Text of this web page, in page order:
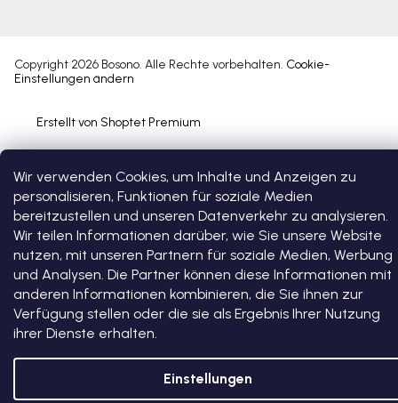
Wir verwenden Cookies, um Inhalte und Anzeigen zu
personalisieren, Funktionen für soziale Medien
bereitzustellen und unseren Datenverkehr zu analysieren.
Wir teilen Informationen darüber, wie Sie unsere Website
nutzen, mit unseren Partnern für soziale Medien, Werbung
und Analysen. Die Partner können diese Informationen mit
anderen Informationen kombinieren, die Sie ihnen zur
Verfügung stellen oder die sie als Ergebnis Ihrer Nutzung
ihrer Dienste erhalten.
Einstellungen
Erstellt von Shoptet Premium
Copyright 2026 Bosono. Alle Rechte vorbehalten. Cookie-
Einstellungen ändern